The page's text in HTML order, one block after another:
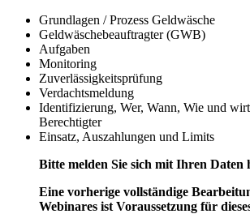
Grundlagen / Prozess Geldwäsche
Geldwäschebeauftragter (GWB)
Aufgaben
Monitoring
Zuverlässigkeitsprüfung
Verdachtsmeldung
Identifizierung, Wer, Wann, Wie und
Berechtigter
Einsatz, Auszahlungen und Limits
Bitte melden Sie sich mit Ihren Daten
Eine vorherige vollständige
Webinares ist Voraussetzung für